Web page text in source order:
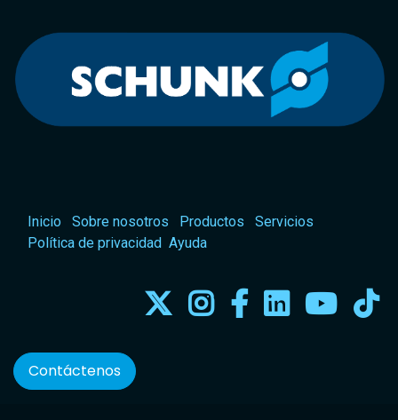
Inicio Sobre nosotros Productos
Servicios
Política de privacidad Ayuda
Contáctenos